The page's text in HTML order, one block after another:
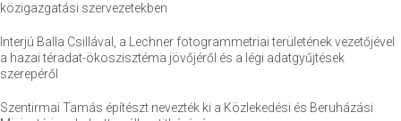
közigazgatási szervezetekben
Interjú Balla Csillával, a Lechner fotogrammetriai területének vezetőjével
a hazai téradat-ökoszisztéma jövőjéről és a légi adatgyűjtések
szerepéről
Szentirmai Tamás építészt nevezték ki a Közlekedési és Beruházási